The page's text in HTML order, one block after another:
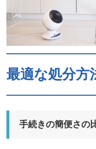
最適な処分方
手続きの簡便さの